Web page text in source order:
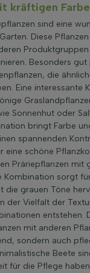
kräftigen
sind eine
Diese
Besonders gut
die
Eine interessante
Sonnenhut oder
bringt Farbe
spannenden
eine schöne
Präriepflanzen mit
Kombination sorgt
die grauen Töne
der Vielfalt der
entstehen.
mit anderen
sondern auch
Beete
für die Pflege